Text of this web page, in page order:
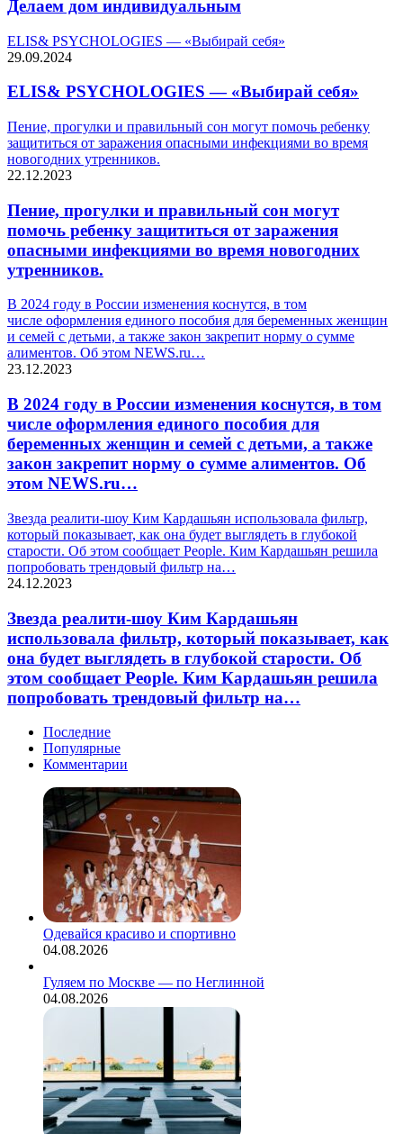
Делаем дом индивидуальным
ELIS& PSYCHOLOGIES — «Выбирай себя»
29.09.2024
ELIS& PSYCHOLOGIES — «Выбирай себя»
Пение, прогулки и правильный сон могут помочь ребенку
защититься от заражения опасными инфекциями во время
новогодних утренников.
22.12.2023
Пение, прогулки и правильный сон могут
помочь ребенку защититься от заражения
опасными инфекциями во время новогодних
утренников.
В 2024 году в России изменения коснутся, в том
числе оформления единого пособия для беременных женщин
и семей с детьми, а также закон закрепит норму о сумме
алиментов. Об этом NEWS.ru…
23.12.2023
В 2024 году в России изменения коснутся, в том
числе оформления единого пособия для
беременных женщин и семей с детьми, а также
закон закрепит норму о сумме алиментов. Об
этом NEWS.ru…
Звезда реалити-шоу Ким Кардашьян использовала фильтр,
который показывает, как она будет выглядеть в глубокой
старости. Об этом сообщает People. Ким Кардашьян решила
попробовать трендовый фильтр на…
24.12.2023
Звезда реалити-шоу Ким Кардашьян
использовала фильтр, который показывает, как
она будет выглядеть в глубокой старости. Об
этом сообщает People. Ким Кардашьян решила
попробовать трендовый фильтр на…
Последние
Популярные
Комментарии
Одевайся красиво и спортивно
04.08.2026
Гуляем по Москве — по Неглинной
04.08.2026